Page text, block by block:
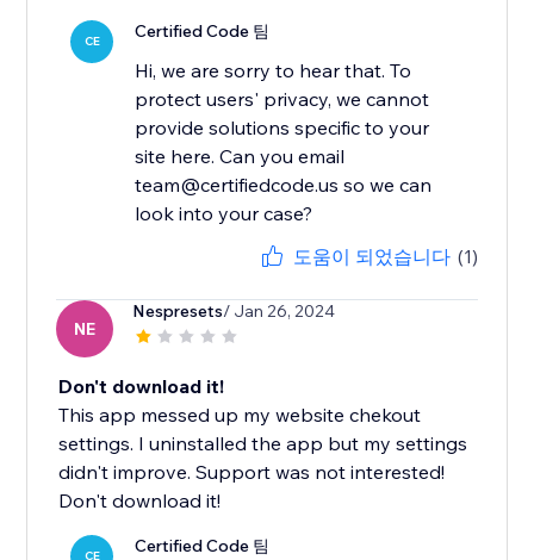
CE Certified Code 팀
Hi, we are sorry to hear that. To
protect users' privacy, we cannot
provide solutions specific to your
site here. Can you email
team@certifiedcode.us so we can
look into your case?
도움이 되었습니다 (1)
NE
Nespresets/ Jan 26, 2024
Don't download it!
This app messed up my website chekout
settings. I uninstalled the app but my settings
didn't improve. Support was not interested!
Don't download it!
CE Certified Code 팀